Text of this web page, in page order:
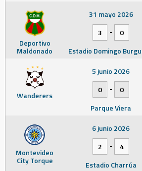
Deportivo
Maldonado
31 mayo 2026
3
-
0
Estadio Domingo
Wanderers
5 junio 2026
0
-
0
Parque Viera
Montevideo
City Torque
6 junio 2026
2
-
4
Estadio Charrúa